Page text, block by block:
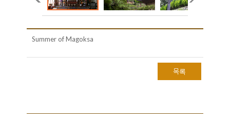
Summer of Magoksa
목록